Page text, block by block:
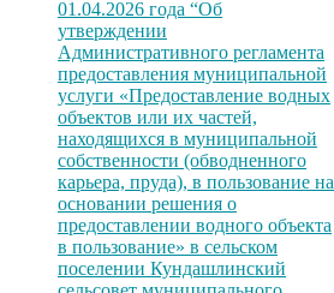
01.04.2026 года “Об
утверждении
Административного регламента
предоставления муниципальной
услуги «Предоставление водных
объектов или их частей,
находящихся в муниципальной
собственности (обводненного
карьера, пруда), в пользование на
основании решения о
предоставлении водного объекта
в пользование» в сельском
поселении Кундашлинский